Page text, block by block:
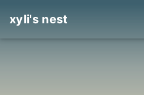
xyli's nest